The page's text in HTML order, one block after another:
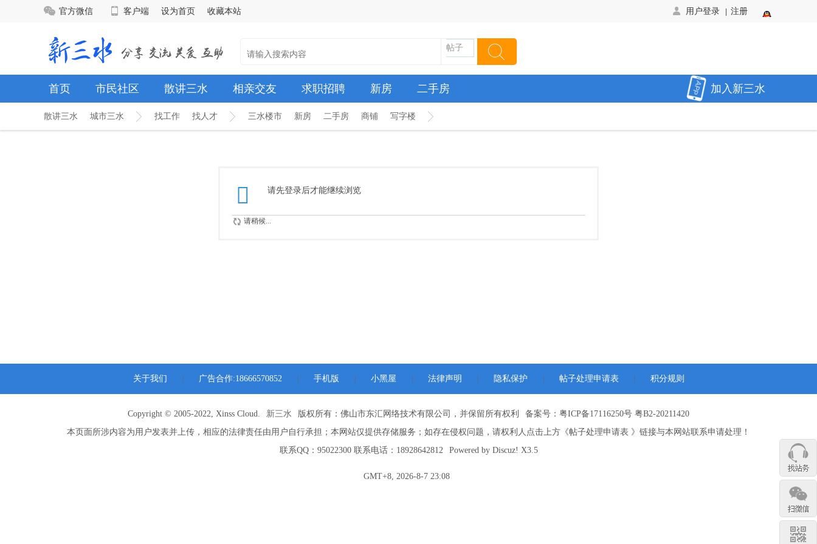
官方微信 客户端 设为首页 收藏本站 用户登录 注册
帖子
首页 市民社区 散讲三水 相亲交友 求职招聘 新房 二手房 加入新三水
散讲三水 城市三水 找工作 找人才 三水楼市 新房 二手房 商铺 写字楼
请先登录后才能继续浏览
请稍候...
关于我们 广告合作:18666570852 手机版 小黑屋 法律声明 隐私保护 帖子处理申请表 积分规则
Copyright © 2005-2022, Xinss Cloud. 新三水 版权所有：佛山市东汇网络技术有限公司，并保留所有权利
备案号：粤ICP备17116250号 粤B2-20211420
本页面所涉内容为用户发表并上传，相应的法律责任由用户自行承担；本网站仅提供存储服务；如存在侵权问题，请权利人点击上方《帖子处理申请表 》链接与本网站联系申请处理！
联系QQ：95022300 联系电话：18928642812
Powered by Discuz! X3.5
GMT+8, 2026-8-7 23:08